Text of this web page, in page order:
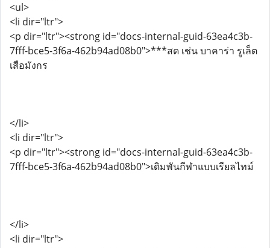
<ul>
<li dir="ltr">
<p dir="ltr"><strong id="docs-internal-guid-63ea4c3b-
7fff-bce5-3f6a-462b94ad08b0">***สด เช่น บาคาร่า รูเล็ต
เสือมังกร
</li>
<li dir="ltr">
<p dir="ltr"><strong id="docs-internal-guid-63ea4c3b-
7fff-bce5-3f6a-462b94ad08b0">เดิมพันกีฬาแบบเรียลไทม์
</li>
<li dir="ltr">